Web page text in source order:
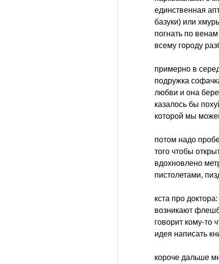
единственная
базуки) или
погнать по
всему городу
примерно в
подружка
любви и она
казалось бы
которой мы
потом надо
того чтобы
вдохновлено
пистолетами,
кста про
возникают
говорит кому-то
идея написать
короче дальше